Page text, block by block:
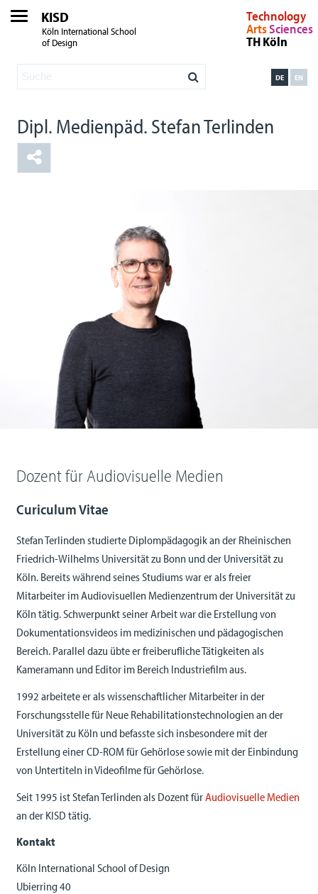
KISD
Köln International School
of Design
Technology
ArtsSciences
TH Köln
EN
DE
Dipl. Medienpäd. Stefan Terlinden
Dozent für Audiovisuelle Medien
Curiculum Vitae
Stefan Terlinden studierte Diplompädagogik an der Rheinischen
Friedrich-Wilhelms Universität zu Bonn und der Universität zu
Köln. Bereits während seines Studiums war er als freier
Mitarbeiter im Audiovisuellen Medienzentrum der Universität zu
Köln tätig. Schwerpunkt seiner Arbeit war die Erstellung von
Dokumentationsvideos im medizinischen und pädagogischen
Bereich. Parallel dazu übte er freiberufliche Tätigkeiten als
Kameramann und Editor im Bereich Industriefilm aus.
1992 arbeitete er als wissenschaftlicher Mitarbeiter in der
Forschungsstelle für Neue Rehabilitationstechnologien an der
Universität zu Köln und befasste sich insbesondere mit der
Erstellung einer CD-ROM für Gehörlose sowie mit der Einbindung
von Untertiteln in Videofilme für Gehörlose.
Seit 1995 ist Stefan Terlinden als Dozent fürAudiovisuelle Medien
an der KISD tätig.
Kontakt
Köln International School of Design
Ubierring 40